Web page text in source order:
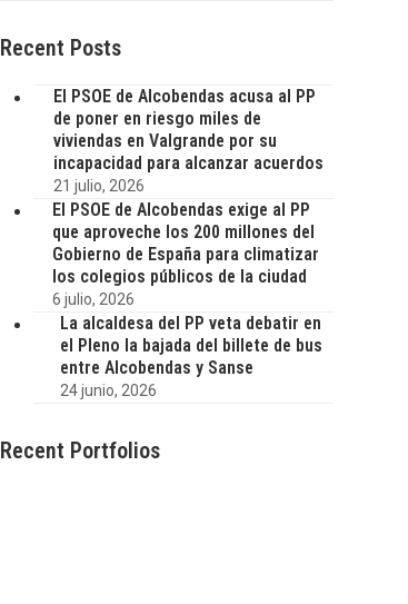
Recent Posts
El PSOE de Alcobendas acusa al PP
de poner en riesgo miles de
viviendas en Valgrande por su
incapacidad para alcanzar acuerdos
21 julio, 2026
El PSOE de Alcobendas exige al PP
que aproveche los 200 millones del
Gobierno de España para climatizar
los colegios públicos de la ciudad
6 julio, 2026
La alcaldesa del PP veta debatir en
el Pleno la bajada del billete de bus
entre Alcobendas y Sanse
24 junio, 2026
Recent Portfolios